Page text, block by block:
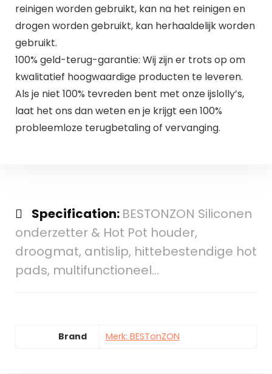
reinigen worden gebruikt, kan na het reinigen en
drogen worden gebruikt, kan herhaaldelijk worden
gebruikt.
100% geld-terug-garantie: Wij zijn er trots op om
kwalitatief hoogwaardige producten te leveren.
Als je niet 100% tevreden bent met onze ijslolly’s,
laat het ons dan weten en je krijgt een 100%
probleemloze terugbetaling of vervanging.
Specification: BESTONZON Siliconen
onderzetter & Hot Pot houder,
droogmat, antislip, hittebestendige hot
pads, multifunctioneel…
Brand Merk: BESTonZON